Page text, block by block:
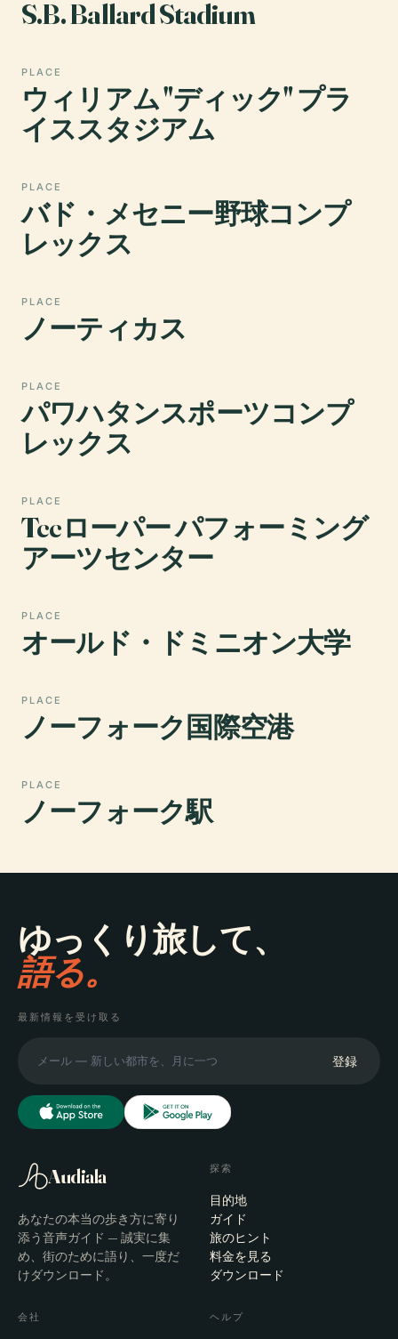
S.B. Ballard Stadium
PLACE
ウィリアム "ディック" プラ
イススタジアム
PLACE
バド・メセニー野球コンプ
レックス
PLACE
ノーティカス
PLACE
パワハタンスポーツコンプ
レックス
PLACE
Tccローパー パフォーミング
アーツセンター
PLACE
オールド・ドミニオン大学
PLACE
ノーフォーク国際空港
PLACE
ノーフォーク駅
ゆっくり旅して、
語る。
最新情報を受け取る
登録
Audiala
あなたの本当の歩き方に寄り
添う音声ガイド — 誠実に集
め、街のために語り、一度だ
けダウンロード。
探索
目的地
ガイド
旅のヒント
料金を見る
ダウンロード
会社 ヘルプ